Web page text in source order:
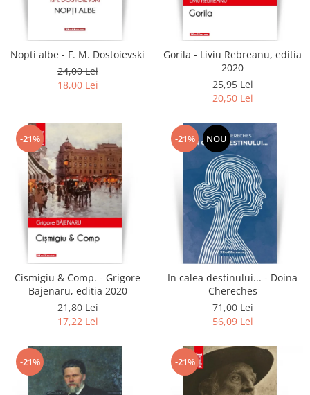
Literatura
Contemporana
Universala
Non-fictiune
Calatorii
Memorii
Publicistica / Reportaje / Interviuri
Stiinte umaniste
Istorie
Sociologie si filozofie
Nopti albe - F. M. Dostoievski
24,00 Lei
18,00 Lei
Gorila - Liviu Rebreanu, editia
2020
25,95 Lei
20,50 Lei
-21%
Cismigiu & Comp. - Grigore
Bajenaru, editia 2020
21,80 Lei
17,22 Lei
-21% NOU
In calea destinului... - Doina
Chereches
71,00 Lei
56,09 Lei
-21% -21%